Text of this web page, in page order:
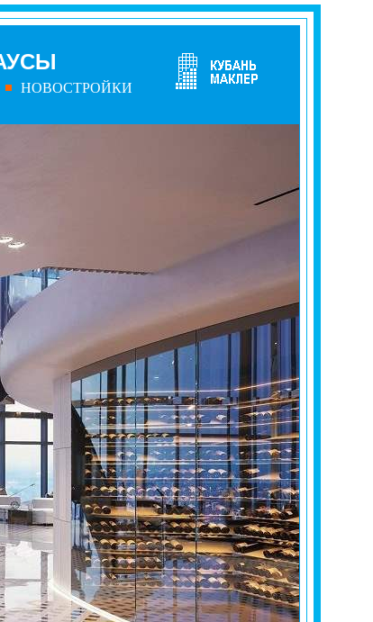
НОВОСТРОЙКИ